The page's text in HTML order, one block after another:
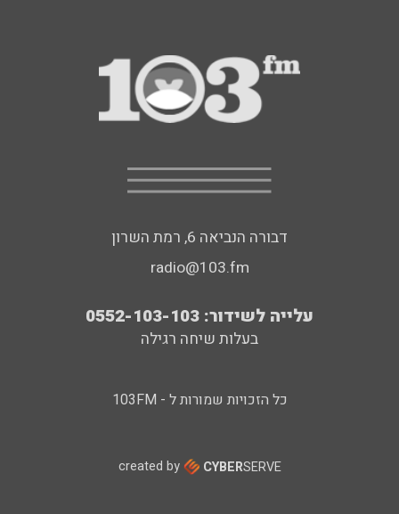
דבורה הנביאה 6, רמת השרון
radio@103.fm
עלייה לשידור: 0552-103-103
בעלות שיחה רגילה
כל הזכויות שמורות ל - 103FM
created by CYBERSERVE